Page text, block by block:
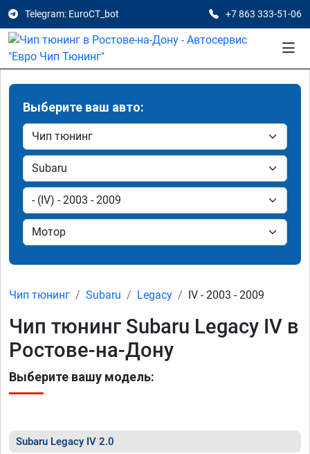
Telegram: EuroCT_bot +7 863 333-51-06
Выберите ваш авто:
Чип тюнинг Subaru Legacy IV - 2003 - 2009
Чип тюнинг Subaru Legacy IV в
Ростове-на-Дону
Выберите вашу модель:
Subaru Legacy IV 2.0